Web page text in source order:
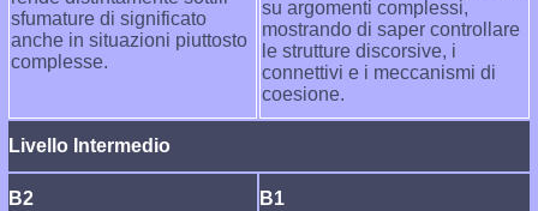
sfumature di significato
anche in situazioni piuttosto
complesse.
su argomenti complessi,
mostrando di saper controllare
le strutture discorsive, i
connettivi e i meccanismi di
coesione.
Livello Intermedio
B2 B1